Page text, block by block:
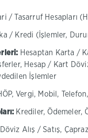
/ Tasarruf Hesapları
/ Kredi (İşlemler,
Hesaptan Karta /
Hesap / Kart
İşlemler
Vergi, Mobil,
Krediler, Ödemeler,
Döviz Alış / Satış,